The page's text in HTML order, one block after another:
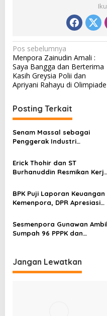
N
a
v
i
g
a
s
i
p
o
s
Pos sebelumnya
Menpora Zainudin Amali :
Saya Bangga dan Berterima
Kasih Greysia Polii dan
Apriyani Rahayu di Olimpiade
Posting Terkait
Senam Massal sebagai
Penggerak Industri
2025 untuk Ekonomi
Nasional
Erick Thohir dan ST
Burhanuddin Resmikan Kerja
Program Pemuda dan
Olahraga
BPK Puji Laporan Keuangan
Kemenpora, DPR Apresiasi
Sesmenpora Gunawan Ambil
Sumpah 96 PPPK dan
Jangan Lewatkan